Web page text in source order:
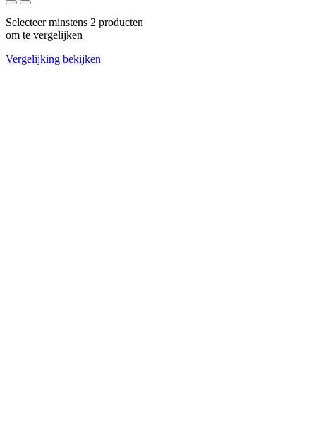
Selecteer minstens 2 producten
om te vergelijken
Vergelijking bekijken